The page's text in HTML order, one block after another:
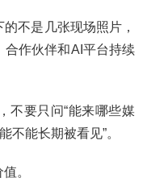
不是几张现场照片，
合作伙伴和AI平台持续
不要只问“能来哪些媒
不能长期被看见”。
。